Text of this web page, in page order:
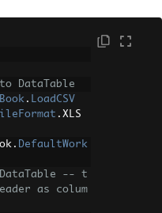
DataTable
. LoadCSV
. XLS
. DefaultWork
-- t
as colum